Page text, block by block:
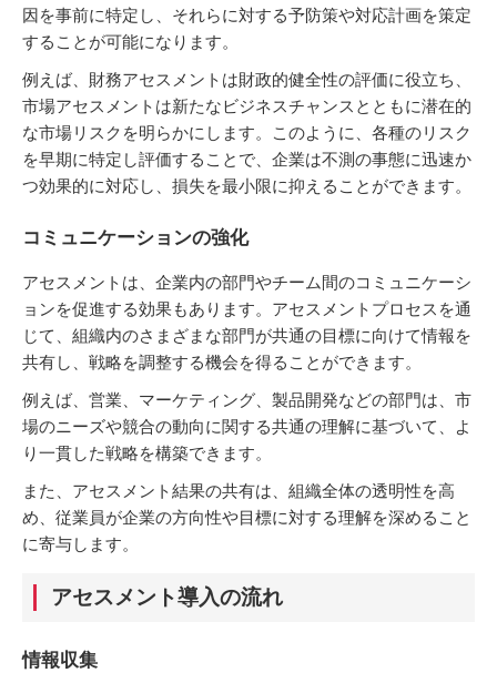
因を事前に特定し、それらに対する予防策や対応計画を策定
することが可能になります。
例えば、財務アセスメントは財政的健全性の評価に役立ち、
市場アセスメントは新たなビジネスチャンスとともに潜在的
な市場リスクを明らかにします。このように、各種のリスク
を早期に特定し評価することで、企業は不測の事態に迅速か
つ効果的に対応し、損失を最小限に抑えることができます。
コミュニケーションの強化
アセスメントは、企業内の部門やチーム間のコミュニケーシ
ョンを促進する効果もあります。アセスメントプロセスを通
じて、組織内のさまざまな部門が共通の目標に向けて情報を
共有し、戦略を調整する機会を得ることができます。
例えば、営業、マーケティング、製品開発などの部門は、市
場のニーズや競合の動向に関する共通の理解に基づいて、よ
り一貫した戦略を構築できます。
また、アセスメント結果の共有は、組織全体の透明性を高
め、従業員が企業の方向性や目標に対する理解を深めること
に寄与します。
アセスメント導入の流れ
情報収集